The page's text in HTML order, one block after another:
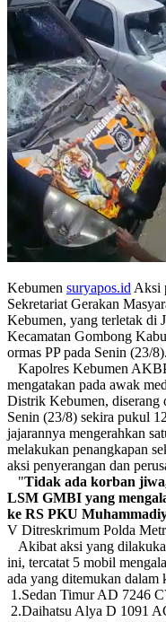
Kebumen suryapos.id Aksi
Sekretariat Gerakan
Kebumen, yang terletak di
Kecamatan Gombong
ormas PP pada Senin (23/8).
Kapolres Kebumen
mengatakan pada awak
Distrik Kebumen, diserang
Senin (23/8) sekira pukul
jajarannya mengerahkan
melakukan penangkapan
aksi penyerangan dan
"Tidak ada korban
LSM GMBI yang
ke RS PKU
V Ditreskrimum Polda
Akibat aksi yang
ini, tercatat 5 mobil
ada yang ditemukan dalam
1.Sedan Timur AD 7246
2.Daihatsu Alya D 1091